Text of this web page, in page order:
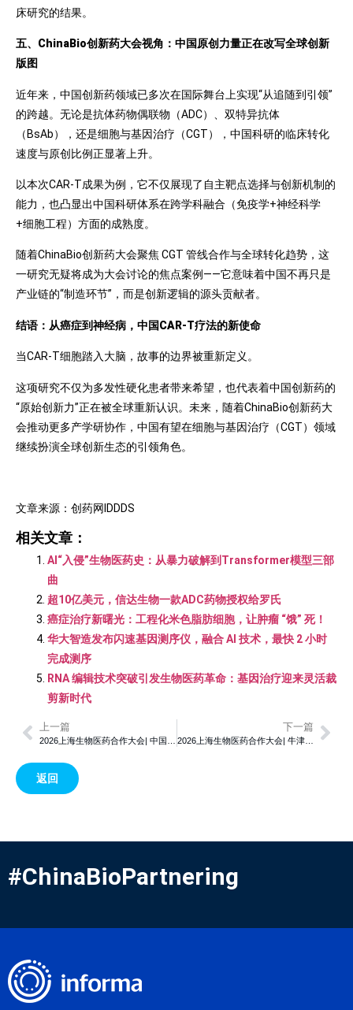
床研究的结果。
五、ChinaBio创新药大会视角：中国原创力量正在改写全球创新
版图
近年来，中国创新药领域已多次在国际舞台上实现“从追随到引领”
的跨越。无论是抗体药物偶联物（ADC）、双特异抗体
（BsAb），还是细胞与基因治疗（CGT），中国科研的临床转化
速度与原创比例正显著上升。
以本次CAR-T成果为例，它不仅展现了自主靶点选择与创新机制的
能力，也凸显出中国科研体系在跨学科融合（免疫学+神经科学
+细胞工程）方面的成熟度。
随着ChinaBio创新药大会聚焦 CGT 管线合作与全球转化趋势，这
一研究无疑将成为大会讨论的焦点案例——它意味着中国不再只是
产业链的“制造环节”，而是创新逻辑的源头贡献者。
结语：从癌症到神经病，中国CAR-T疗法的新使命
当CAR-T细胞踏入大脑，故事的边界被重新定义。
这项研究不仅为多发性硬化患者带来希望，也代表着中国创新药的
“原始创新力”正在被全球重新认识。未来，随着ChinaBio创新药大
会推动更多产学研协作，中国有望在细胞与基因治疗（CGT）领域
继续扮演全球创新生态的引领角色。
文章来源：创药网IDDDS
相关文章：
AI“入侵”生物医药史：从暴力破解到Transformer模型三部
曲
超10亿美元，信达生物一款ADC药物授权给罗氏
癌症治疗新曙光：工程化米色脂肪细胞，让肿瘤 “饿” 死！
华大智造发布闪速基因测序仪，融合 AI 技术，最快 2 小时
完成测序
RNA 编辑技术突破引发生物医药革命：基因治疗迎来灵活裁
剪新时代
上一篇 下一篇
2026上海生物医药合作大会| 牛津大学CleaN3技术突破线性无帽mRNA瓶颈，翻译效率提升7.6倍
返回
#ChinaBioPartnering